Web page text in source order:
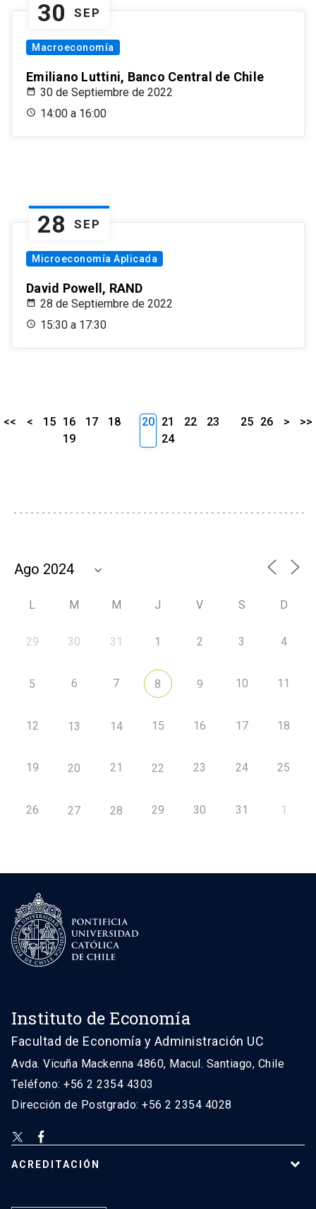
30 SEP
Macroeconomía
Emiliano Luttini, Banco Central de Chile
30 de Septiembre de 2022
14:00 a 16:00
28 SEP
Microeconomía Aplicada
David Powell, RAND
28 de Septiembre de 2022
15:30 a 17:30
<< < 15 16 17
18
19
20 21 22
23
24
25 26 > >>
L M M J V S D
29 30 31 1 2 3 4
5 6 7 8 9 10 11
12 13 14 15 16 17 18
19 20 21 22 23 24 25
26 27 28 29 30 31 1
Instituto de Economía
Facultad de Economía y Administración UC
Avda. Vicuña Mackenna 4860, Macul. Santiago, Chile
Teléfono: +56 2 2354 4303
Dirección de Postgrado: +56 2 2354 4028
ACREDITACIÓN